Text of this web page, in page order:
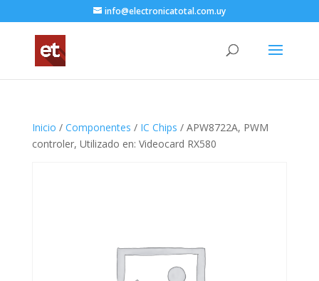
info@electronicatotal.com.uy
Inicio / Componentes / IC Chips / APW8722A, PWM
controler, Utilizado en: Videocard RX580